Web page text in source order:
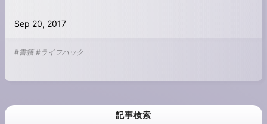
Sep 20, 2017
#書籍 #ライフハック
記事検索